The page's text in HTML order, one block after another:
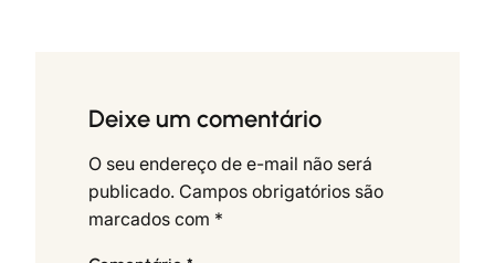
Deixe um comentário
O seu endereço de e-mail não será
publicado. Campos obrigatórios são
marcados com *